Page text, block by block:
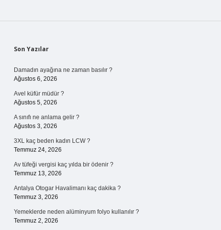
Sidebar
Son Yazılar
Damadın ayağına ne zaman basılır ?
Ağustos 6, 2026
Avel küfür müdür ?
Ağustos 5, 2026
A sınıfı ne anlama gelir ?
Ağustos 3, 2026
3XL kaç beden kadın LCW ?
Temmuz 24, 2026
Av tüfeği vergisi kaç yılda bir ödenir ?
Temmuz 13, 2026
Antalya Otogar Havalimanı kaç dakika ?
Temmuz 3, 2026
Yemeklerde neden alüminyum folyo kullanılır ?
Temmuz 2, 2026